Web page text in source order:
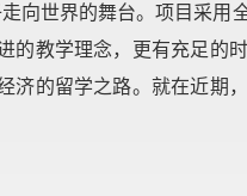
向世界的舞台。项目采用
教学理念，更有充足的
济的留学之路。就在近期